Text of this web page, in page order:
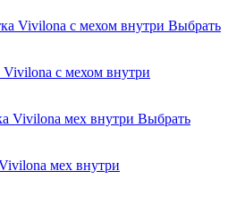
Выбрать
Vivilona с мехом внутри
Выбрать
мех внутри